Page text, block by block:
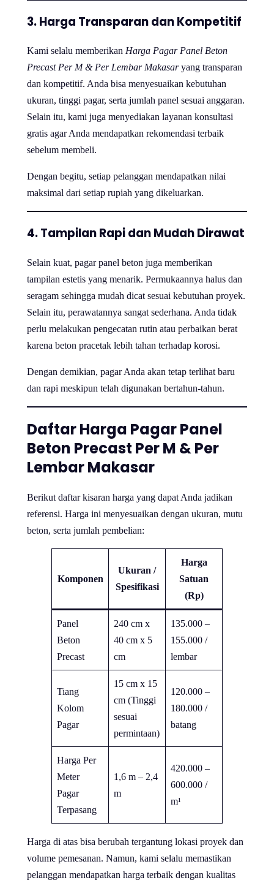
3. Harga Transparan dan Kompetitif
Kami selalu memberikan Harga Pagar Panel Beton
Precast Per M & Per Lembar Makasaryang transparan
dan kompetitif. Anda bisa menyesuaikan kebutuhan
ukuran, tinggi pagar, serta jumlah panel sesuai anggaran.
Selain itu, kami juga menyediakan layanan konsultasi
gratis agar Anda mendapatkan rekomendasi terbaik
sebelum membeli.
Dengan begitu, setiap pelanggan mendapatkan nilai
maksimal dari setiap rupiah yang dikeluarkan.
4. Tampilan Rapi dan Mudah Dirawat
Selain kuat, pagar panel beton juga memberikan
tampilan estetis yang menarik. Permukaannya halus dan
seragam sehingga mudah dicat sesuai kebutuhan proyek.
Selain itu, perawatannya sangat sederhana. Anda tidak
perlu melakukan pengecatan rutin atau perbaikan berat
karena beton pracetak lebih tahan terhadap korosi.
Dengan demikian, pagar Anda akan tetap terlihat baru
dan rapi meskipun telah digunakan bertahun-tahun.
Daftar Harga Pagar Panel
Beton Precast Per M & Per
Lembar Makasar
Berikut daftar kisaran harga yang dapat Anda jadikan
referensi. Harga ini menyesuaikan dengan ukuran, mutu
beton, serta jumlah pembelian:
Komponen
Ukuran /
Spesifikasi
Harga
Satuan
(Rp)
Panel
Beton
Precast
240 cm x
40 cm x 5
cm
135.000 –
155.000 /
lembar
Tiang
Kolom
Pagar
15 cm x 15
cm (Tinggi
sesuai
permintaan)
120.000 –
180.000 /
batang
Harga Per
Meter
Pagar
Terpasang
1,6 m – 2,4
m
420.000 –
600.000 /
m¹
Harga di atas bisa berubah tergantung lokasi proyek dan
volume pemesanan. Namun, kami selalu memastikan
pelanggan mendapatkan harga terbaik dengan kualitas